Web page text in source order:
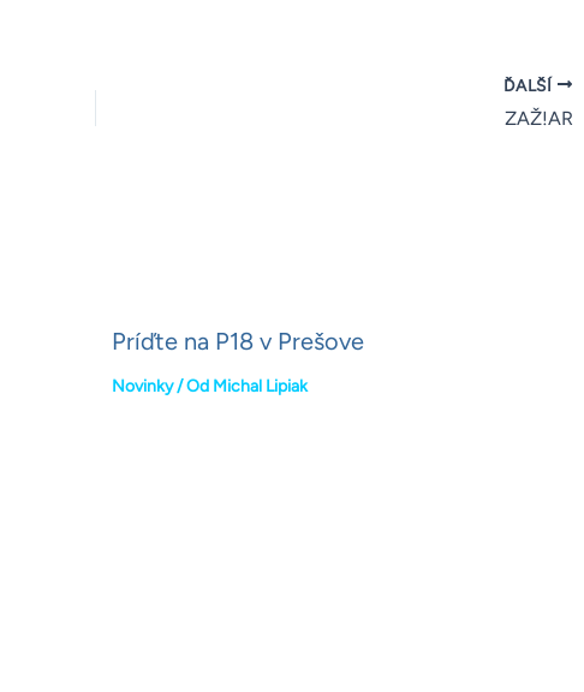
ĎALŠÍ
ZAŽ!AR
Príďte na P18 v Prešove
Novinky/ Od Michal Lipiak